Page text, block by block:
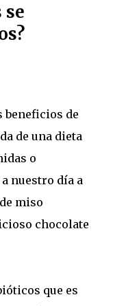
se
beneficios de
de una dieta
o
nuestro día a
miso
chocolate
que es